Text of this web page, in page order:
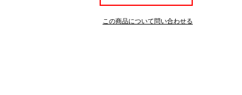
この商品について問い合わせる